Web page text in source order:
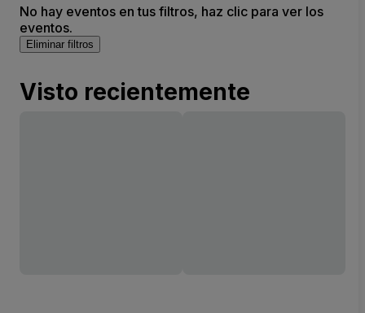
No hay eventos en tus filtros, haz clic para ver los
eventos.
Eliminar filtros
Visto recientemente